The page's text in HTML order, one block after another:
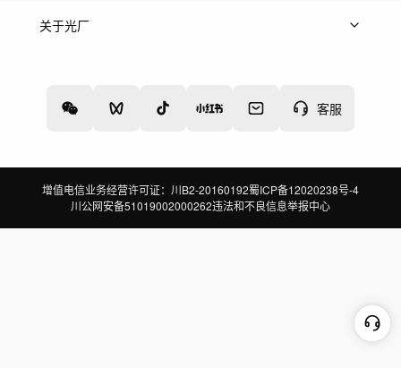
客服
上架服务
关于光厂
增值电信业务经营许可证：川B2-20160192蜀ICP备12020238号-4
川公网安备51019002000262违法和不良信息举报中心